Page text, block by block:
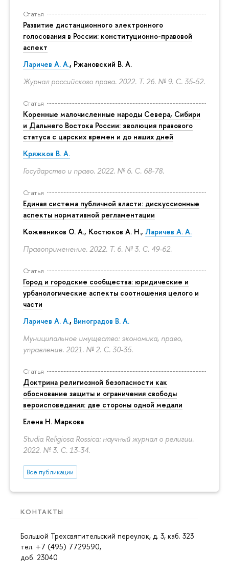
Статья
Развитие дистанционного электронного
голосования в России: конституционно-правовой
аспект
Ларичев А. А., Ржановский В. А.
Журнал российского права. 2022. Т. 26. № 9. С. 35-52.
Статья
Коренные малочисленные народы Севера, Сибири
и Дальнего Востока России: эволюция правового
статуса с царских времен и до наших дней
Кряжков В. А.
Государство и право. 2022. № 6. С. 68-78.
Статья
Единая система публичной власти: дискуссионные
аспекты нормативной регламентации
Кожевников О. А., Костюков А. Н., Ларичев А. А.
Правоприменение. 2022. Т. 6. № 3. С. 49-62.
Статья
Город и городские сообщества: юридические и
урбанологические аспекты соотношения целого и
части
Ларичев А. А., Виноградов В. А.
Муниципальное имущество: экономика, право,
управление. 2021. № 2. С. 30-35.
Статья
Доктрина религиозной безопасности как
обоснование защиты и ограничения свободы
вероисповедания: две стороны одной медали
Елена Н. Маркова
Studia Religiosa Rossica: научный журнал о религии.
2022. № 3. С. 13-34.
Все публикации
КОНТАКТЫ
Большой Трехсвятительский переулок, д. 3, каб. 323
тел. +7 (495) 7729590,
доб. 23040